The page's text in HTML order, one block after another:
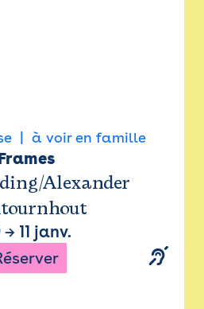
à voir en famille
Alexander
→ 11 janv.